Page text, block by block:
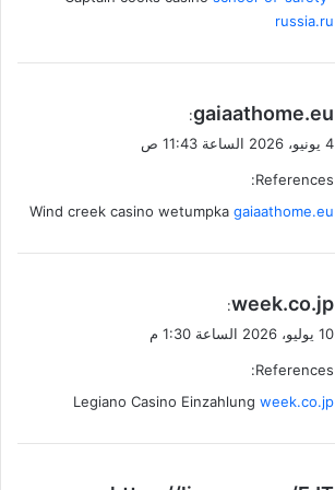
russia.ru
ي
ق
ل
gaiaathome.eu
:
4 يونيو، 2026 الساعة 11:43 ص
References:
Wind creek casino wetumpka gaiaathome.eu
ي
ق
ل
week.co.jp
:
10 يوليو، 2026 الساعة 1:30 م
References:
Legiano Casino Einzahlung week.co.jp